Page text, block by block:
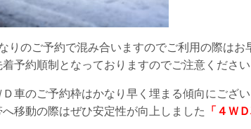
りのご予約で混み合いますのでご利用の際はお
予約順制となっておりますのでご注意ください
車のご予約枠はかなり早く埋まる傾向にござ
移動の際はぜひ安定性が向上しました
「４ＷＤ